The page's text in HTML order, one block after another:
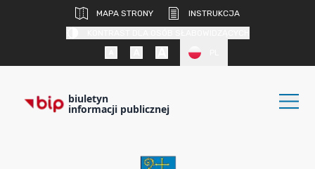
MAPA STRONY
INSTRUKCJA
biuletyn
informacji publicznej